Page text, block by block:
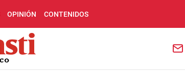
OPINIÓN CONTENIDOS